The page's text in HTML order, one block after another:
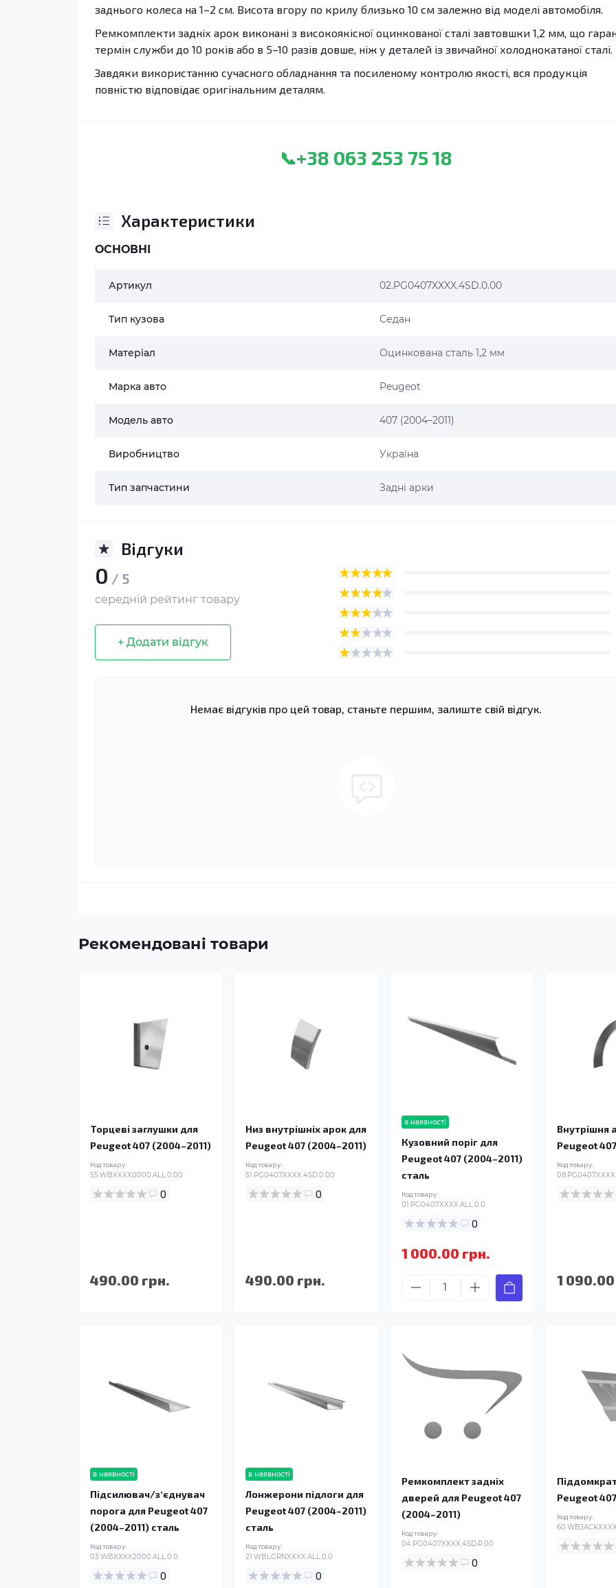
заднього колеса на 1–2 см. Висота вгору по крилу близько 10 см залежно від моделі автомобіля.
Ремкомплекти задніх арок виконані з високоякісної оцинкованої сталі завтовшки 1,2 мм, що
термін служби до 10 років або в 5–10 разів довше, ніж у деталей із звичайної холоднокатаної сталі.
Завдяки використанню сучасного обладнання та посиленому контролю якості, вся продукція
повністю відповідає оригінальним деталям.
📞+38 063 253 75 18
Характеристики
ОСНОВНІ
Артикул 02.PG0407XXXX.4SD.0.00
Тип кузова Седан
Матеріал Оцинкована сталь 1,2 мм
Марка авто Peugeot
Модель авто 407 (2004–2011)
Виробництво Україна
Тип запчастини Задні арки
Відгуки
0 / 5
середній рейтинг товару
+ Додати відгук
Немає відгуків про цей товар, станьте першим, залиште свій відгук.
Рекомендовані товари
Торцеві заглушки для
Peugeot 407 (2004–2011)
Код товару:
55.WBXXXX0000.ALL.0.00
0
490.00 грн.
Низ внутрішніх арок для
Peugeot 407 (2004–2011)
Код товару:
51.PG0407XXXX.4SD.0.00
0
490.00 грн.
в наявності
Кузовний поріг для
Peugeot 407 (2004–2011)
сталь
Код товару:
01.PG0407XXXX.ALL.0.0
0
1 000.00 грн.
Внутрішня
Peugeot
Код товару:
1
в наявності
Підсилювач/зʼєднувач
порога для Peugeot 407
(2004–2011) сталь
Код товару:
03.WBXXXX2000.ALL.0.0
0
в наявності
Лонжерони підлоги для
Peugeot 407 (2004–2011)
сталь
Код товару:
21.WBLGRNXXXX.ALL.0.0
0
Ремкомплект задніх
дверей для Peugeot 407
(2004–2011)
Код товару:
04.PG0407XXXX.4SD.R.00
0
Peugeot
Код товару: